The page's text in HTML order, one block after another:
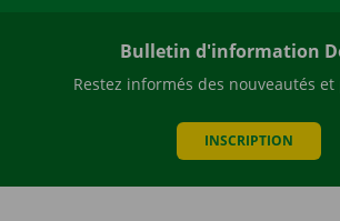
Bulletin d'information
Restez informés des nouveautés
INSCRIPTION